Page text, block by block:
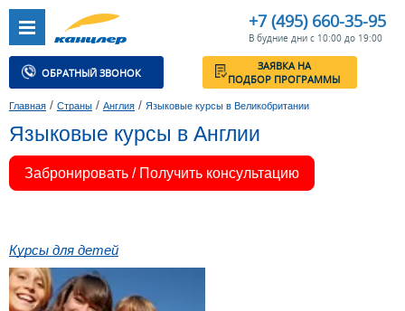
+7 (495) 660-35-95
В будние дни с 10:00 до 19:00
ОБРАТНЫЙ ЗВОНОК
ЗАЯВКА НА
ПОДБОР ПРОГРАММЫ
Главная / Страны / Англия / Языковые курсы в Великобритании
Языковые курсы в Англии
Забронировать / Получить консультацию
Курсы для детей